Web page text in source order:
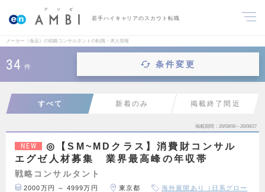
若手ハイキャリアのスカウト転職
メーカー（食品）の戦略コンサルタントの転職・求人情報
34 件 条件変更
すべて 新着のみ 掲載終了間近
掲載期間 26/08/08～26/08/27
NEW
◎【SM~MDクラス】消費財コンサル
エグゼ人材募集 業界最高峰の年収帯
戦略コンサルタント
2000万円 ～ 4999万円 東京都
海外展開あり（日系グロー